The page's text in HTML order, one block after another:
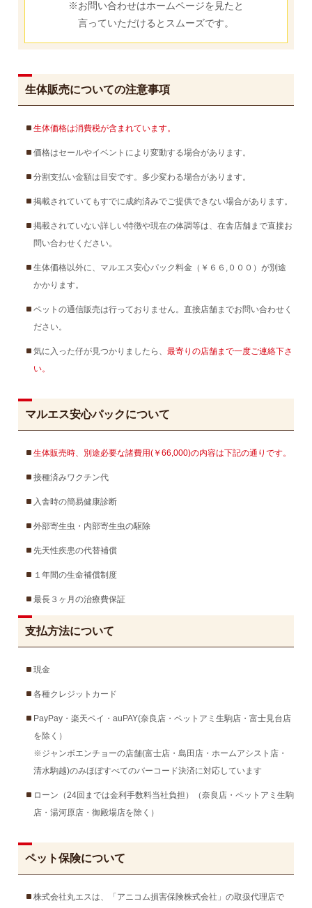
※お問い合わせはホームページを見たと
言っていただけるとスムーズです。
生体販売についての注意事項
生体価格は消費税が含まれています。
価格はセールやイベントにより変動する場合があります。
分割支払い金額は目安です。多少変わる場合があります。
掲載されていてもすでに成約済みでご提供できない場合があります。
掲載されていない詳しい特徴や現在の体調等は、在舎店舗まで直接お
問い合わせください。
生体価格以外に、マルエス安心パック料金（￥６６,０００）が別途
かかります。
ペットの通信販売は行っておりません。直接店舗までお問い合わせく
ださい。
気に入った仔が見つかりましたら、 最寄りの店舗まで一度ご連絡下さ
い。
マルエス安心パックについて
生体販売時、別途必要な諸費用(￥66,000)の内容は下記の通りです。
接種済みワクチン代
入舎時の簡易健康診断
外部寄生虫・内部寄生虫の駆除
先天性疾患の代替補償
１年間の生命補償制度
最長３ヶ月の治療費保証
支払方法について
現金
各種クレジットカード
PayPay・楽天ペイ・auPAY(奈良店・ペットアミ生駒店・富士見台店
を除く）
※ジャンボエンチョーの店舗(富士店・島田店・ホームアシスト店・
清水駒越)のみほぼすべてのバーコード決済に対応しています
ローン（24回までは金利手数料当社負担）（奈良店・ペットアミ生駒
店・湯河原店・御殿場店を除く）
ペット保険について
株式会社丸エスは、「アニコム損害保険株式会社」の取扱代理店で